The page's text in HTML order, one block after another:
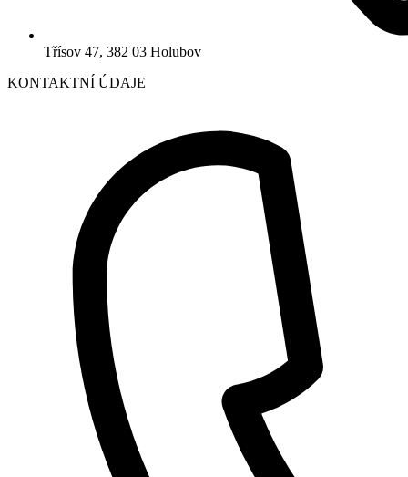
Třísov 47, 382 03 Holubov
KONTAKTNÍ ÚDAJE